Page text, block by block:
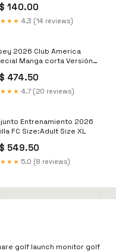
140.00
4.3 (14 reviews)
2026 Club America
Manga corta Versión
474.50
4.7 (20 reviews)
Entrenamiento 2026
FC Size:Adult Size XL
549.50
5.0 (8 reviews)
golf launch monitor golf